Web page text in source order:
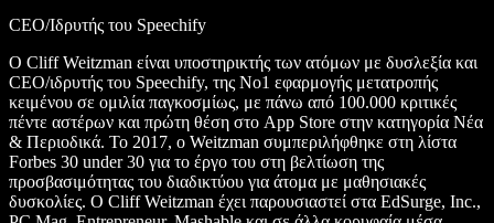
CEO/Ιδρυτής του Speechify
Ο Cliff Weitzman είναι υποστηρικτής των ατόμων με δυσλεξία και
CEO/ιδρυτής του Speechify, της Νο1 εφαρμογής μετατροπής
κειμένου σε ομιλία παγκοσμίως, με πάνω από 100.000 κριτικές
πέντε αστέρων και πρώτη θέση στο App Store στην κατηγορία Νέα
& Περιοδικά. Το 2017, ο Weitzman συμπεριλήφθηκε στη λίστα
Forbes 30 under 30 για το έργο του στη βελτίωση της
προσβασιμότητας του διαδικτύου για άτομα με μαθησιακές
δυσκολίες. Ο Cliff Weitzman έχει παρουσιαστεί στα EdSurge, Inc.,